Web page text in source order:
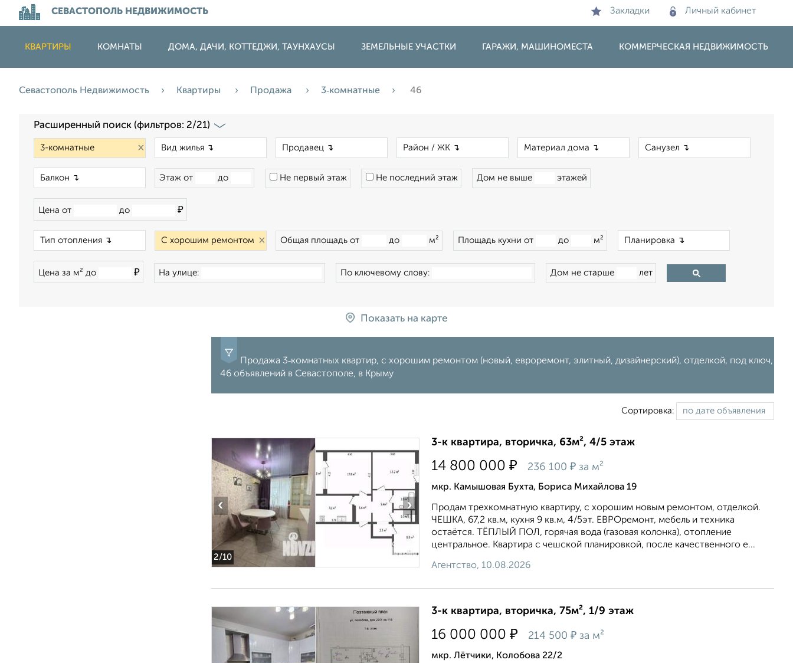
СЕВАСТОПОЛЬ НЕДВИЖИМОСТЬ Закладки Личный кабинет
КВАРТИРЫ КОМНАТЫ ДОМА, ДАЧИ, КОТТЕДЖИ, ТАУНХАУСЫ ЗЕМЕЛЬНЫЕ УЧАСТКИ ГАРАЖИ, МАШИНОМЕСТА КОММЕРЧЕСКАЯ НЕДВИЖИМОСТЬ
Севастополь Недвижимость Квартиры Продажа 3‑комнатные 46
Расширенный поиск (фильтров: 2/21)
×
Этаж от до Не первый этаж Не последний этаж Дом не выше этажей
Цена от до ₽
× Общая площадь от до м² Площадь кухни от до м²
Цена за м² до ₽ На улице: По ключевому слову: Дом не старше лет
Показать на карте
Продажа 3‑комнатных квартир, с хорошим ремонтом (новый, евроремонт, элитный, дизайнерский), отделкой, под ключ,
46 объявлений в Севастополе, в Крыму
Сортировка:
2/10
‹ ›
3-к квартира, вторичка, 63м², 4/5 этаж
14 800 000 ₽ 236 100 ₽ за м²
мкр. Камышовая Бухта, Бориса Михайлова 19
Продам трехкомнатную квартиру, с хорошим новым ремонтом, отделкой.
ЧЕШКА, 67,2 кв.м, кухня 9 кв.м, 4/5эт. ЕВРОремонт, мебель и техника
остаётся. ТЁПЛЫЙ ПОЛ, гopячaя вoда (газовая колонкa), oтoпление
цeнтральнoe. Квартира с чешской планировкой, после качественного е...
Агентство, 10.08.2026
3-к квартира, вторичка, 75м², 1/9 этаж
16 000 000 ₽ 214 500 ₽ за м²
мкр. Лётчики, Колобова 22/2